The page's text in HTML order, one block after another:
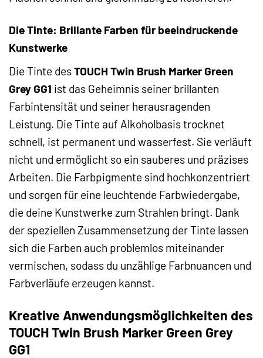
Die Tinte: Brillante Farben für beeindruckende
Kunstwerke
Die Tinte desTOUCH Twin Brush Marker Green
Grey GG1 ist das Geheimnis seiner brillanten
Farbintensität und seiner herausragenden
Leistung. Die Tinte auf Alkoholbasis trocknet
schnell, ist permanent und wasserfest. Sie verläuft
nicht und ermöglicht so ein sauberes und präzises
Arbeiten. Die Farbpigmente sind hochkonzentriert
und sorgen für eine leuchtende Farbwiedergabe,
die deine Kunstwerke zum Strahlen bringt. Dank
der speziellen Zusammensetzung der Tinte lassen
sich die Farben auch problemlos miteinander
vermischen, sodass du unzählige Farbnuancen und
Farbverläufe erzeugen kannst.
Kreative Anwendungsmöglichkeiten des
TOUCH Twin Brush Marker Green Grey
GG1